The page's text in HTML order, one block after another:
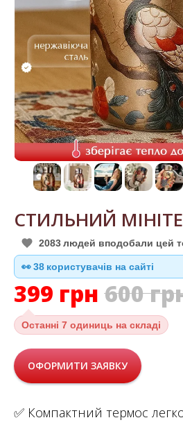
СТИЛЬНИЙ
2083 людей вподобали цей
👀39 користувачів на сайті
399 грн 600
Останні 7 одиниць на складі
ОФОРМИТИ ЗАЯВКУ
✅ Компактний термос